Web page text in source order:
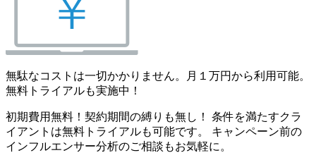
無駄なコストは一切かかりません。月１万円から利用可能。
無料トライアルも実施中！
初期費用無料！契約期間の縛りも無し！ 条件を満たすクラ
イアントは無料トライアルも可能です。 キャンペーン前の
インフルエンサー分析のご相談もお気軽に。